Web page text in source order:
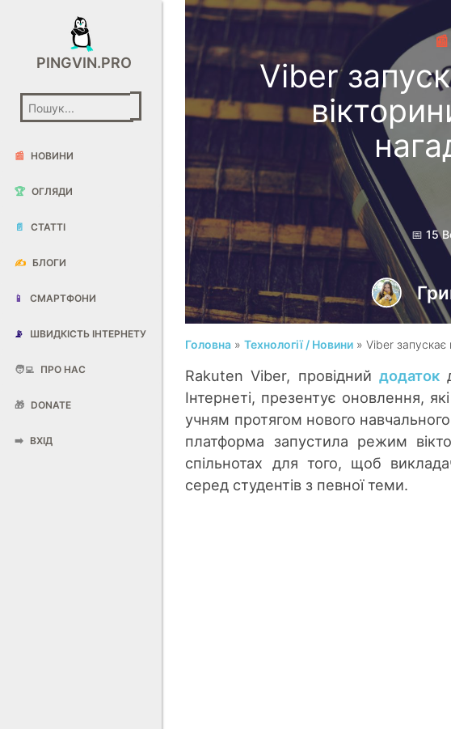
PINGVIN.PRO
📰 НОВИНИ
🏆 ОГЛЯДИ
📄 СТАТТІ
✍️ БЛОГИ
📱 СМАРТФОНИ
📡 ШВИДКІСТЬ ІНТЕРНЕТУ
🧑‍💻 ПРО НАС
🎁 DONATE
➡️ ВХІД
Viber
📅 15
Головна »Технології / Новини » Viber запускає
Rakuten Viber, провідний додаток
Інтернеті, презентує оновлення,
учням протягом нового
платформа запустила режим
спільнотах для того, щоб
серед студентів з певної теми.